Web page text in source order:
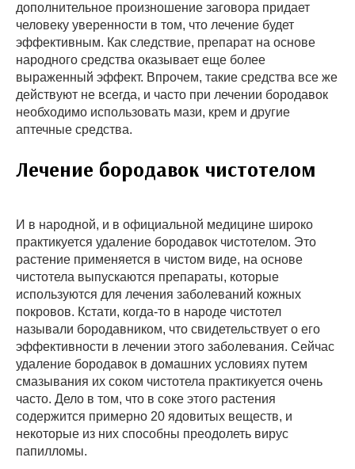
дополнительное произношение заговора придает
человеку уверенности в том, что лечение будет
эффективным. Как следствие, препарат на основе
народного средства оказывает еще более
выраженный эффект. Впрочем, такие средства все же
действуют не всегда, и часто при лечении бородавок
необходимо использовать мази, крем и другие
аптечные средства.
Лечение бородавок чистотелом
И в народной, и в официальной медицине широко
практикуется удаление бородавок чистотелом. Это
растение применяется в чистом виде, на основе
чистотела выпускаются препараты, которые
используются для лечения заболеваний кожных
покровов. Кстати, когда-то в народе чистотел
называли бородавником, что свидетельствует о его
эффективности в лечении этого заболевания. Сейчас
удаление бородавок в домашних условиях путем
смазывания их соком чистотела практикуется очень
часто. Дело в том, что в соке этого растения
содержится примерно 20 ядовитых веществ, и
некоторые из них способны преодолеть вирус
папилломы.